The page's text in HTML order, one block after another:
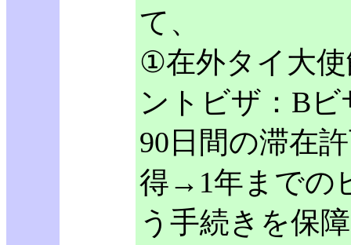
て、
①在外タイ大
ントビザ：B
90日間の滞在
得→1年までの
う手続きを保